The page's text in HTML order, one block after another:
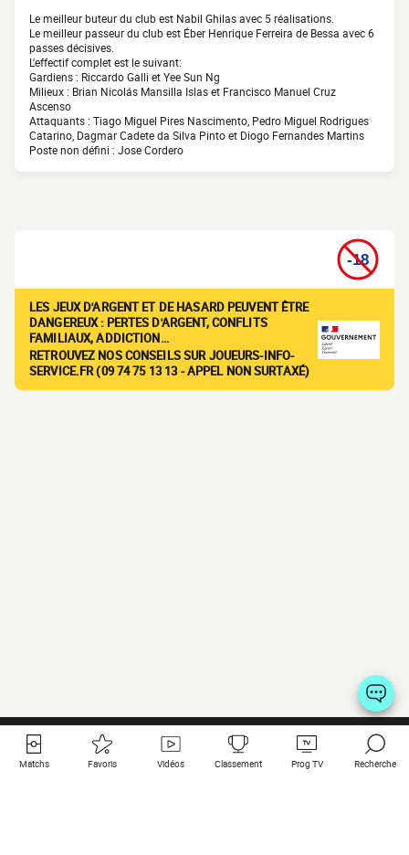
Le meilleur buteur du club est Nabil Ghilas avec 5 réalisations.
Le meilleur passeur du club est Éber Henrique Ferreira de Bessa avec 6
passes décisives.
L'effectif complet est le suivant:
Gardiens : Riccardo Galli et Yee Sun Ng
Milieux : Brian Nicolás Mansilla Islas et Francisco Manuel Cruz
Ascenso
Attaquants : Tiago Miguel Pires Nascimento, Pedro Miguel Rodrigues
Catarino, Dagmar Cadete da Silva Pinto et Diogo Fernandes Martins
Poste non défini : Jose Cordero
LES JEUX D'ARGENT ET DE HASARD PEUVENT ÊTRE
DANGEREUX : PERTES D'ARGENT, CONFLITS
FAMILIAUX, ADDICTION…
RETROUVEZ NOS CONSEILS SUR JOUEURS-INFO-
SERVICE.FR (09 74 75 13 13 - APPEL NON SURTAXÉ)
Matchs Favoris Vidéos Classement Prog TV Recherche